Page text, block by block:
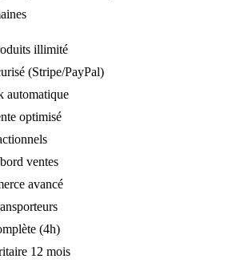
illimité
(Stripe/PayPal)
automatique
optimisé
ventes
avancé
(4h)
12 mois